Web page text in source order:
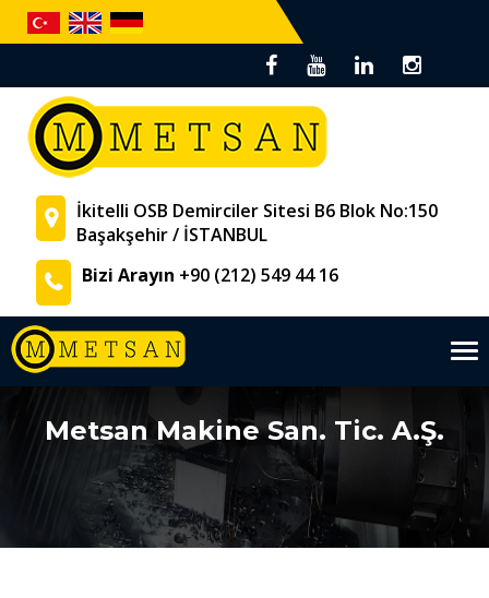
İkitelli OSB Demirciler Sitesi B6 Blok No:150
Başakşehir / İSTANBUL
Bizi Arayın +90 (212) 549 44 16
Metsan Makine San. Tic. A.Ş.